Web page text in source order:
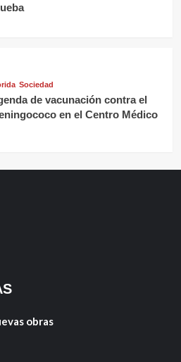
Sociedad
de vacunación contra el
en el Centro Médico
obras